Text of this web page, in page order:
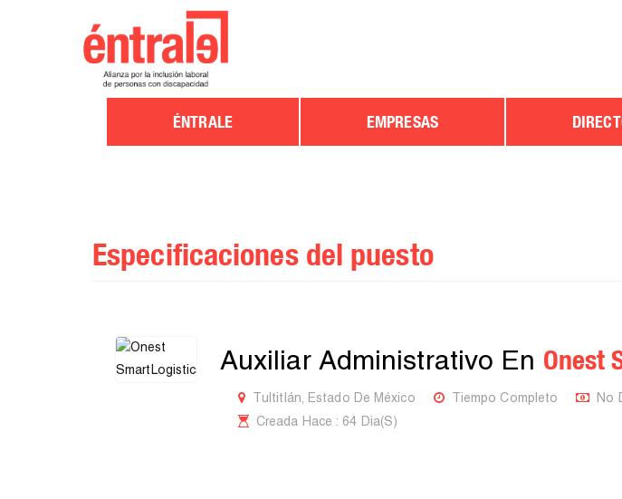
ÉNTRALE EMPRESAS
Especificaciones del puesto
Auxiliar Administrativo En Onest
Tultitlán, Estado De México Tiempo Completo No
Creada Hace : 64 Dia(s)